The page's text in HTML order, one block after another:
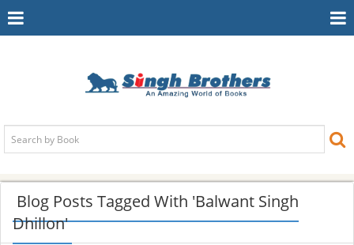
Toggle
Blog Posts Tagged With 'Balwant Singh
Dhillon'